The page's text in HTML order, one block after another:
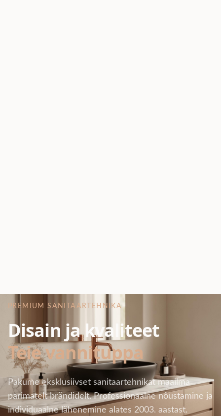
PREMIUM SANITAARTEHNIKA
Disain ja kvaliteet
Teie vannituppa
Pakume eksklusiivset sanitaartehnikat maailma
parimatelt brändidelt. Professionaalne nõustamine ja
individuaalne lähenemine alates 2003. aastast.